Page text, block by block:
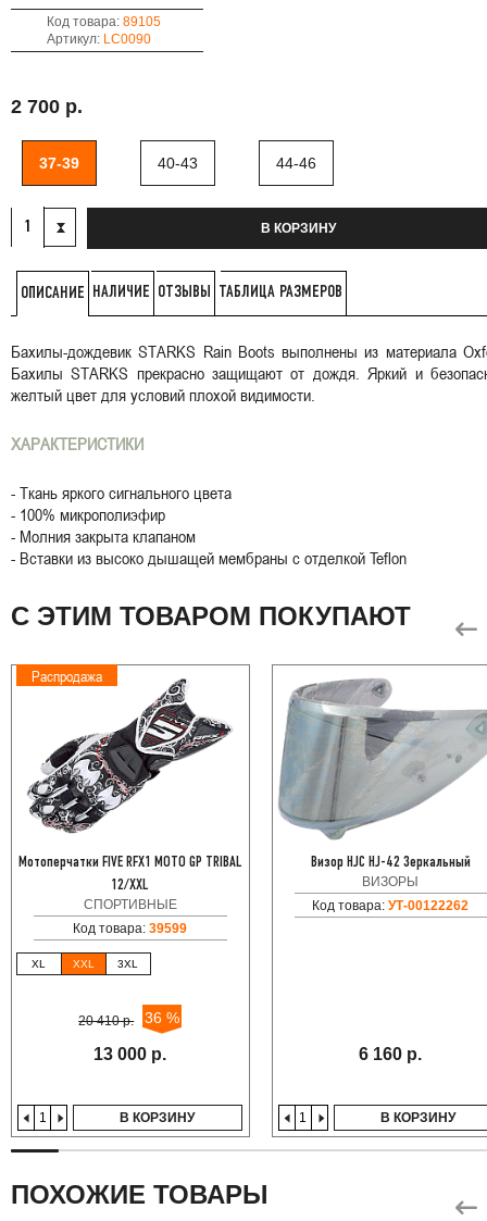
Код товара:89105
Артикул: LC0090
2 700 р.
37-39 40-43 44-46
В КОРЗИНУ
ОПИСАНИЕ НАЛИЧИЕ ОТЗЫВЫ ТАБЛИЦА РАЗМЕРОВ
Бахилы-дождевик STARKS Rain Boots выполнены из материала
Бахилы STARKS прекрасно защищают от дождя. Яркий и
желтый цвет для условий плохой видимости.
ХАРАКТЕРИСТИКИ
- Ткань яркого сигнального цвета
- 100% микрополиэфир
- Молния закрыта клапаном
- Вставки из высоко дышащей мембраны с отделкой Teflon
С ЭТИМ ТОВАРОМ ПОКУПАЮТ
Распродажа
Мотоперчатки FIVE RFX1 MOTO GP TRIBAL
12/XXL
СПОРТИВНЫЕ
Код товара:39599
XL XXL 3XL
20 410 р. 36 %
13 000 р.
В КОРЗИНУ
Визор HJC HJ-42 Зеркальный
ВИЗОРЫ
Код товара:УТ-00122262
6 160 р.
В КОРЗИНУ
ПОХОЖИЕ ТОВАРЫ